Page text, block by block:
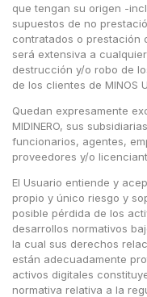
que tengan su origen -
supuestos de no
contratados o prestación
será extensiva a
destrucción y/o robo de
de los clientes de MINOS
Quedan expresamente
MIDINERO, sus
funcionarios, agentes,
proveedores y/o
El Usuario entiende y
propio y único riesgo y
posible pérdida de los
desarrollos normativos
la cual sus derechos
están adecuadamente
activos digitales
normativa relativa a la